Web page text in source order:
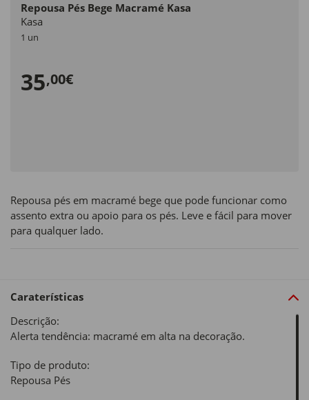
Repousa Pés Bege Macramé Kasa
Kasa
1 un
35,00€
Repousa pés em macramé bege que pode funcionar como
assento extra ou apoio para os pés. Leve e fácil para mover
para qualquer lado.
Caraterísticas
Descrição:
Alerta tendência: macramé em alta na decoração.
Tipo de produto:
Repousa Pés